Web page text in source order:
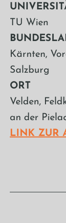
TU Wien
Kärnten,
Salzburg
ORT
Velden,
an der
LINK ZUR